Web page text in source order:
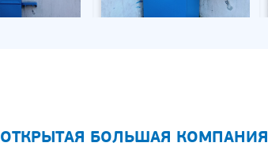
ОТКРЫТАЯ БОЛЬШАЯ КОМПАНИЯ